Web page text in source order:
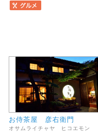
お侍茶屋 彦右衛門
オサムライチャヤ ヒコエモン